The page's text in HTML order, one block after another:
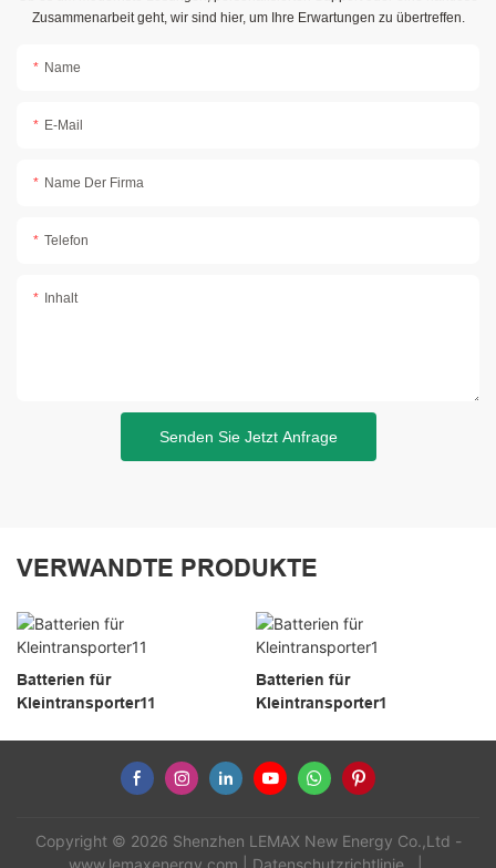
Zusammenarbeit geht, wir sind hier, um Ihre Erwartungen zu übertreffen.
Name
E-Mail
Name Der Firma
Telefon
Inhalt
Senden Sie Jetzt Anfrage
VERWANDTE PRODUKTE
Batterien für
Kleintransporter11
Batterien für
Kleintransporter1
Copyright © 2026 Shenzhen LEMAX New Energy Co.,Ltd -
www.lemaxenergy.com
Datenschutzrichtlinie